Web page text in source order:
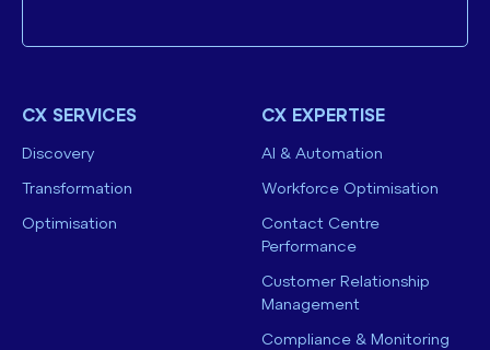
CX SERVICES
Discovery
Transformation
Optimisation
CX EXPERTISE
AI & Automation
Workforce Optimisation
Contact Centre
Performance
Customer Relationship
Management
Compliance & Monitoring